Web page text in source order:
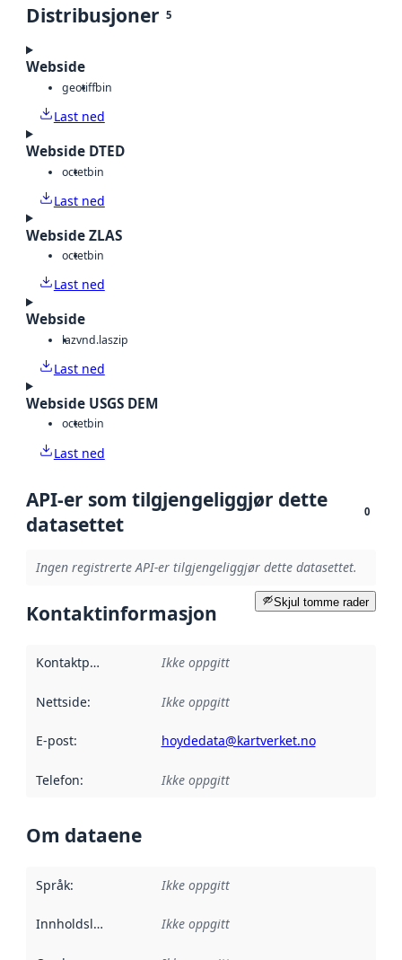
Distribusjoner 5
Webside
geotiffbin
Last ned
Webside DTED
octetbin
Last ned
Webside ZLAS
octetbin
Last ned
Webside
lazvnd.laszip
Last ned
Webside USGS DEM
octetbin
Last ned
API-er som tilgjengeliggjør dette
datasettet
0
Ingen registrerte API-er tilgjengeliggjør dette datasettet.
Skjul tomme rader
Kontaktinformasjon
Kontaktpunkt Ikke oppgitt
Nettside: Ikke oppgitt
E-post: hoydedata@kartverket.no
Telefon: Ikke oppgitt
Om dataene
Språk: Ikke oppgitt
Innholdsleverandører :
Ikke oppgitt